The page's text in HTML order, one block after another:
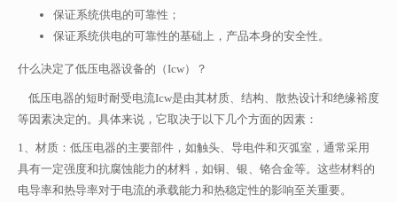
保证系统供电的可靠性；
保证系统供电的可靠性的基础上，产品本身的安全性。
什么决定了低压电器设备的（Icw）？
低压电器的短时耐受电流Icw是由其材质、结构、散热设计和绝缘裕度
等因素决定的。具体来说，它取决于以下几个方面的因素：
1、材质：低压电器的主要部件，如触头、导电件和灭弧室，通常采用
具有一定强度和抗腐蚀能力的材料，如铜、银、铬合金等。这些材料的
电导率和热导率对于电流的承载能力和热稳定性的影响至关重要。